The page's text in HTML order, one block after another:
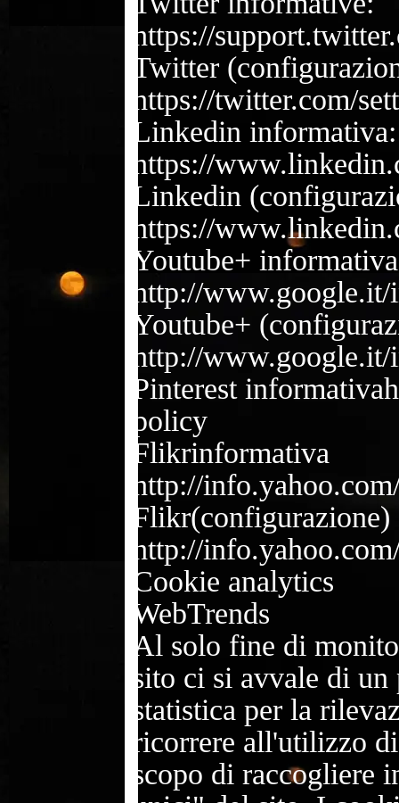
https://
Twitter
https://twitter.com/
Linkedin informativa:
https://
Linkedin
https://
Youtube+
http://
Youtube+
http://
Pinterest
policy
Flikrinformativa
http://
Flikr(configurazione)
http://
Cookie analytics
WebTrends
Al solo fine di
sito ci si avvale di
statistica per la
ricorrere all'utilizzo
scopo di raccogliere